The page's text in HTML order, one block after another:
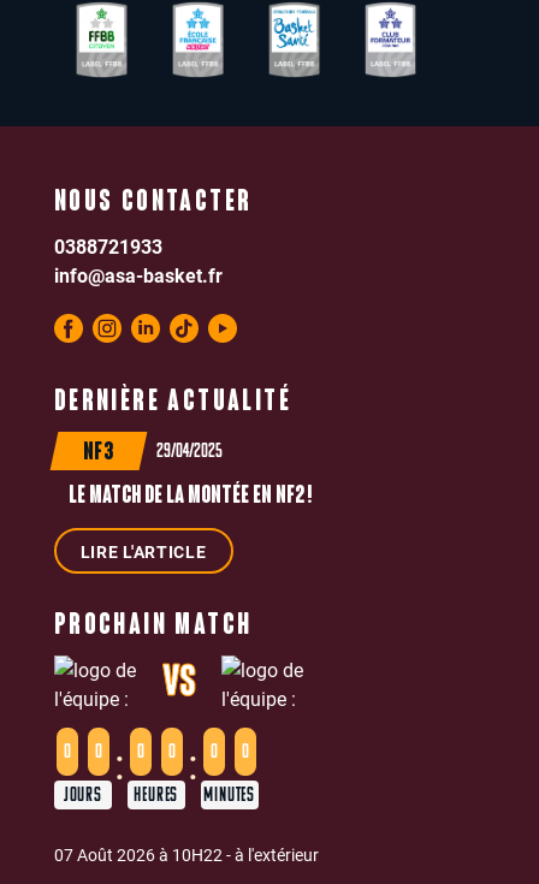
DERNIÈRE ACTUALITÉ
NF3 29/04/2025
LE MATCH DE LA MONTÉE EN NF2 !
LIRE L'ARTICLE
NOUS CONTACTER
0388721933
info@asa-basket.fr
PROCHAIN MATCH
0 0
JOURS
: 0 0
HEURES
: 0 0
MINUTES
VS
07 Août 2026 à 10H22 - à l'extérieur